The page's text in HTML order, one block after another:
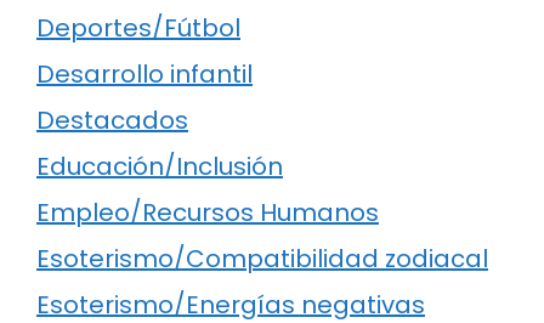
Deportes/Fútbol
Desarrollo infantil
Destacados
Educación/Inclusión
Empleo/Recursos Humanos
Esoterismo/Compatibilidad zodiacal
Esoterismo/Energías negativas